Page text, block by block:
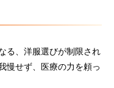
る、洋服選びが制限され
慢せず、医療の力を頼っ